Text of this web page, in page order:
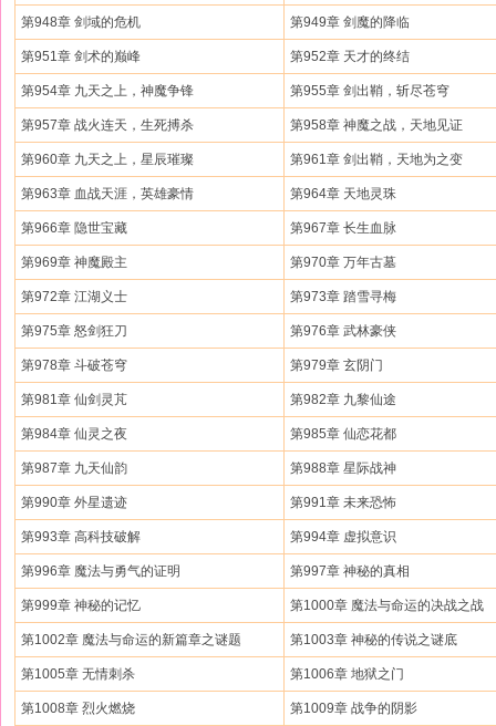
第948章 剑域的危机 第949章 剑魔的降临
第951章 剑术的巅峰 第952章 天才的终结
第954章 九天之上，神魔争锋 第955章 剑出鞘，斩尽苍穹
第957章 战火连天，生死搏杀 第958章 神魔之战，天地见证
第960章 九天之上，星辰璀璨 第961章 剑出鞘，天地为之变
第963章 血战天涯，英雄豪情 第964章 天地灵珠
第966章 隐世宝藏 第967章 长生血脉
第969章 神魔殿主 第970章 万年古墓
第972章 江湖义士 第973章 踏雪寻梅
第975章 怒剑狂刀 第976章 武林豪侠
第978章 斗破苍穹 第979章 玄阴门
第981章 仙剑灵芃 第982章 九黎仙途
第984章 仙灵之夜 第985章 仙恋花都
第987章 九天仙韵 第988章 星际战神
第990章 外星遗迹 第991章 未来恐怖
第993章 高科技破解 第994章 虚拟意识
第996章 魔法与勇气的证明 第997章 神秘的真相
第999章 神秘的记忆 第1000章 魔法与命运的决战之战
第1002章 魔法与命运的新篇章之谜题 第1003章 神秘的传说之谜底
第1005章 无情刺杀 第1006章 地狱之门
第1008章 烈火燃烧 第1009章 战争的阴影